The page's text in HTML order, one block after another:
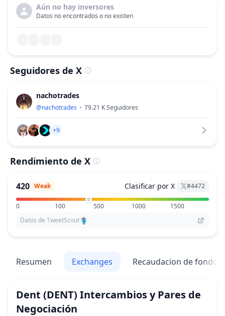
Aún no hay inversores
Datos no encontrados o no existen
Seguidores de X
nachotrades
@nachotrades 79.21 KSeguidores
+9
Rendimiento de X
420 Weak Clasificar por X #4472
0 100 500 1000
1500
Datos de TweetScout
Resumen Exchanges Recaudacion de fondos
Dent (DENT) Intercambios y Pares de
Negociación